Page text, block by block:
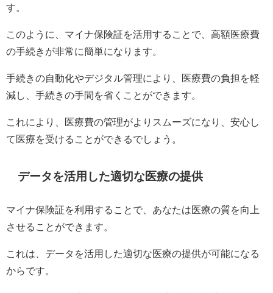
す。
このように、マイナ保険証を活用することで、高額医療費
の手続きが非常に簡単になります。
手続きの自動化やデジタル管理により、医療費の負担を軽
減し、手続きの手間を省くことができます。
これにより、医療費の管理がよりスムーズになり、安心し
て医療を受けることができるでしょう。
データを活用した適切な医療の提供
マイナ保険証を利用することで、あなたは医療の質を向上
させることができます。
これは、データを活用した適切な医療の提供が可能になる
からです。